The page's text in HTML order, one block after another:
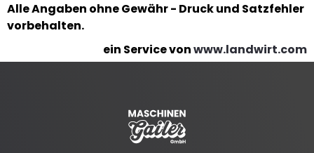
Alle Angaben ohne Gewähr - Druck und Satzfehler
vorbehalten.
ein Service vonwww.landwirt.com